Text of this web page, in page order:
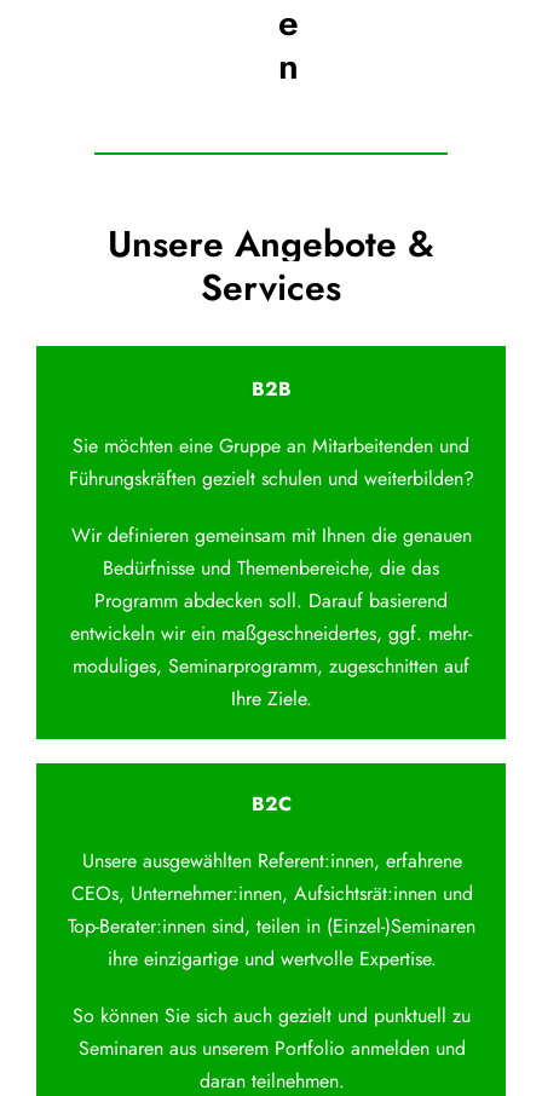
e
n
Unsere Angebote &
Services
B2B
Sie möchten eine Gruppe an Mitarbeitenden und
Führungskräften gezielt schulen und weiterbilden?
Wir definieren gemeinsam mit Ihnen die genauen
Bedürfnisse und Themenbereiche, die das
Programm abdecken soll. Darauf basierend
entwickeln wir ein maßgeschneidertes, ggf. mehr-
moduliges, Seminarprogramm, zugeschnitten auf
Ihre Ziele.
B2C
Unsere ausgewählten Referent:innen, erfahrene
CEOs, Unternehmer:innen, Aufsichtsrät:innen und
Top-Berater:innen sind, teilen in (Einzel-)Seminaren
ihre einzigartige und wertvolle Expertise.
So können Sie sich auch gezielt und punktuell zu
Seminaren aus unserem Portfolio anmelden und
daran teilnehmen.